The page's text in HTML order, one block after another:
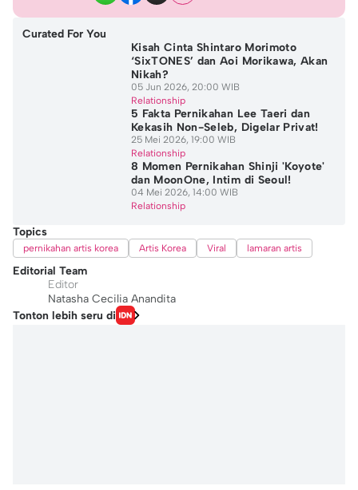
Curated For You
Kisah Cinta Shintaro Morimoto
‘SixTONES’ dan Aoi Morikawa, Akan
Nikah?
05 Jun 2026, 20:00 WIB
Relationship
5 Fakta Pernikahan Lee Taeri dan
Kekasih Non-Seleb, Digelar Privat!
25 Mei 2026, 19:00 WIB
Relationship
8 Momen Pernikahan Shinji 'Koyote'
dan MoonOne, Intim di Seoul!
04 Mei 2026, 14:00 WIB
Relationship
Topics
pernikahan artis korea Artis Korea Viral lamaran artis
Editorial Team
Editor
Natasha Cecilia Anandita
Tonton lebih seru di